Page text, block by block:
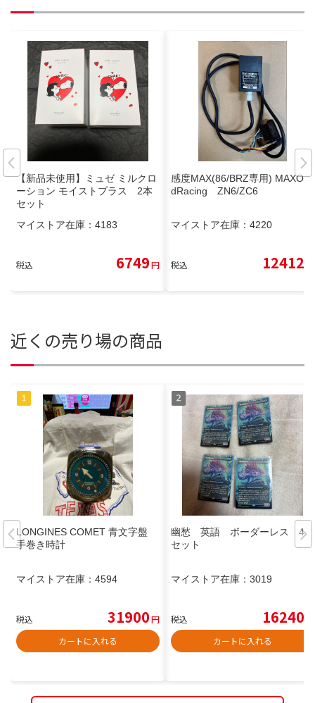
【新品未使用】ミュゼ ミルクロ
ーション モイストプラス 2本
セット
マイストア在庫： 4183
税込 6749円
感度MAX(86/BRZ専用) MAXOri
dRacing ZN6/ZC6
マイストア在庫： 4220
税込 12412
近くの売り場の商品
LONGINES COMET 青文字盤
手巻き時計
マイストア在庫： 4594
税込 31900円
カートに入れる
幽愁 英語 ボーダーレス 4枚
セット
マイストア在庫： 3019
税込 16240
カートに入れる